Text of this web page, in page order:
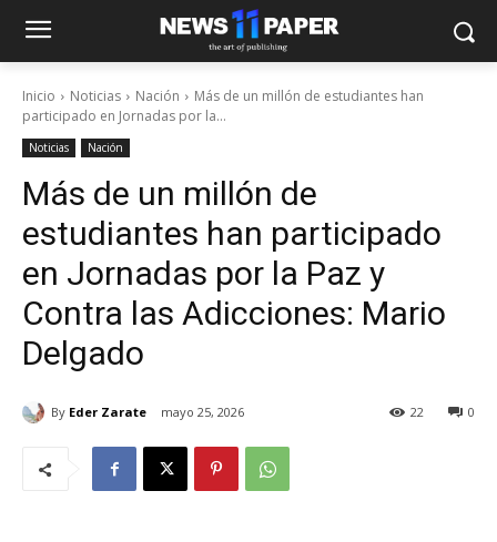
Inicio Noticias Nación
Más de un millón de estudiantes han
participado en Jornadas por la...
Noticias Nación
Más de un millón de
estudiantes han participado
en Jornadas por la Paz y
Contra las Adicciones: Mario
Delgado
By Eder Zarate mayo 25, 2026 0
22